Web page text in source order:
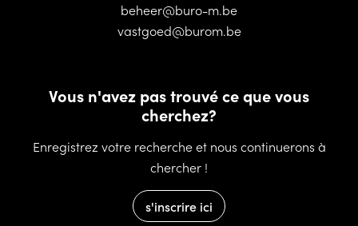
beheer@buro-m.be
vastgoed@burom.be
Vous n'avez pas trouvé ce que vous
cherchez?
Enregistrez votre recherche et nous continuerons à
chercher !
s'inscrire ici